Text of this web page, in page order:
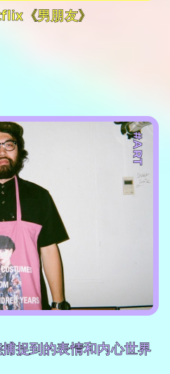
《男朋友》
#ART
捉到的表情和内心世界